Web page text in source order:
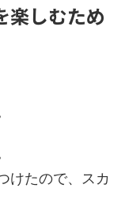
楽しむため
けたので、スカ